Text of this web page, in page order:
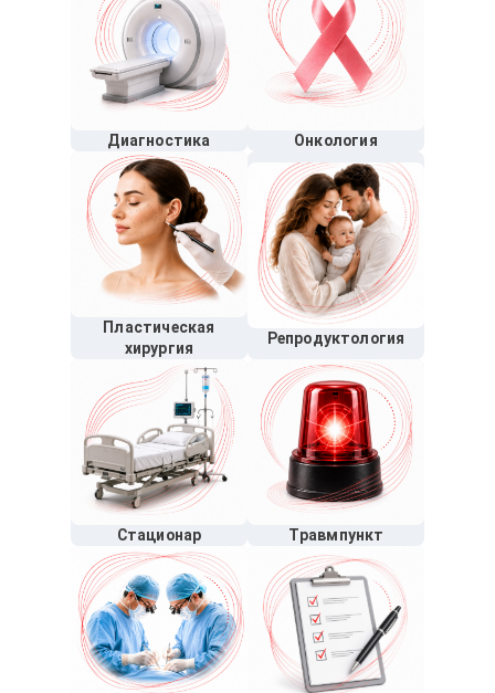
Диагностика Онкология
Пластическая
хирургия
Репродуктология
Стационар Травмпункт